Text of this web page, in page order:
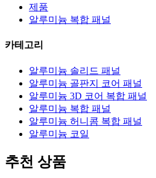
제품
알루미늄 복합 패널
카테고리
알루미늄 솔리드 패널
알루미늄 골판지 코어 패널
알루미늄 3D 코어 복합 패널
알루미늄 복합 패널
알루미늄 허니콤 복합 패널
알루미늄 코일
추천 상품